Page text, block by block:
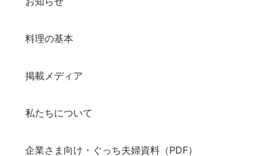
料理の基本
掲載メディア
私たちについて
企業さま向け・ぐっち夫婦資料（PDF）